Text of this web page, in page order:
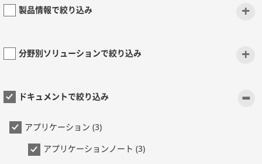
製品情報で絞り込み +
分野別ソリューションで絞り込み +
ドキュメントで絞り込み -
アプリケーション (3)
アプリケーションノート (3)